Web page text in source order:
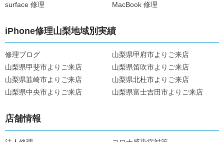
surface 修理
MacBook 修理
iPhone修理山梨地域別実績
修理ブログ
山梨県甲府市よりご来店
山梨県甲斐市よりご来店
山梨県笛吹市よりご来店
山梨県韮崎市よりご来店
山梨県北杜市よりご来店
山梨県中央市よりご来店
山梨県富士吉田市よりご来店
店舗情報